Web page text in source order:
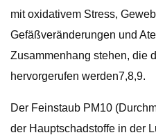
mit oxidativem Stress,
Gefäßveränderungen und
Zusammenhang stehen, die
hervorgerufen werden7,8,9.
Der Feinstaub PM10
der Hauptschadstoffe in der